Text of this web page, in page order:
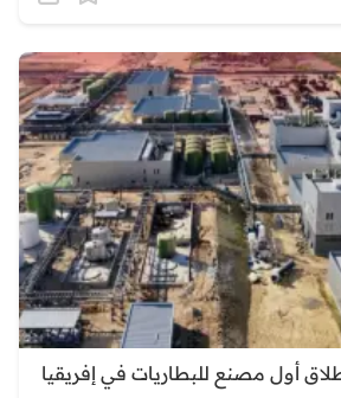
أول مصنع للبطاريات في إفريقيا